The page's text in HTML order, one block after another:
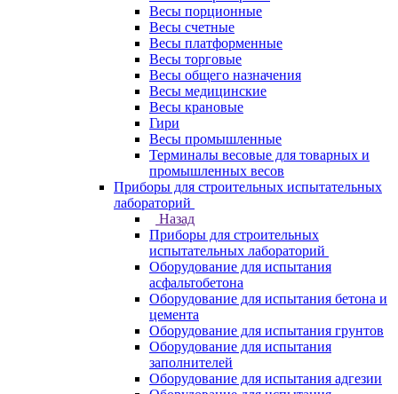
Весы порционные
Весы счетные
Весы платформенные
Весы торговые
Весы общего назначения
Весы медицинские
Весы крановые
Гири
Весы промышленные
Терминалы весовые для товарных и
промышленных весов
Приборы для строительных испытательных
лабораторий
Назад
Приборы для строительных
испытательных лабораторий
Оборудование для испытания
асфальтобетона
Оборудование для испытания бетона и
цемента
Оборудование для испытания грунтов
Оборудование для испытания
заполнителей
Оборудование для испытания адгезии